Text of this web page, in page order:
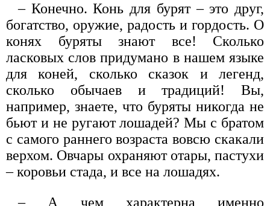
– Конечно. Конь для бурят – это друг,
богатство, оружие, радость и гордость. О
конях буряты знают все! Сколько
ласковых слов придумано в нашем языке
для коней, сколько сказок и легенд,
сколько обычаев и традиций! Вы,
например, знаете, что буряты никогда не
бьют и не ругают лошадей? Мы с братом
с самого раннего возраста вовсю скакали
верхом. Овчары охраняют отары, пастухи
– коровьи стада, и все на лошадях.
– А чем характерна именно